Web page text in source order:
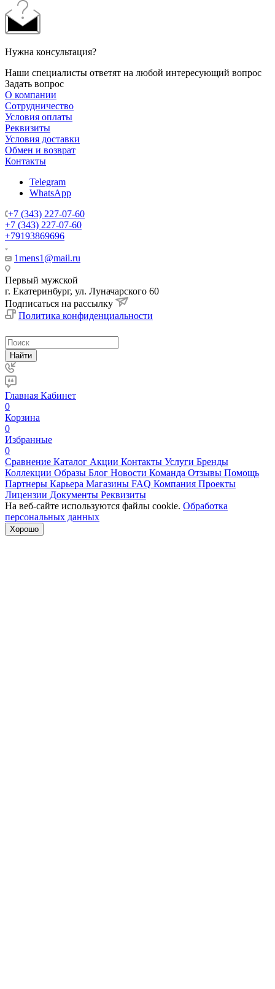
Нужна консультация?
Наши специалисты ответят на любой интересующий вопрос
Задать вопрос
О компании
Сотрудничество
Условия оплаты
Реквизиты
Условия доставки
Обмен и возврат
Контакты
Telegram
WhatsApp
+7 (343) 227-07-60
+7 (343) 227-07-60
+79193869696
1mens1@mail.ru
Первый мужской
г. Екатеринбург, ул. Луначарского 60
Подписаться на рассылку
Политика конфиденциальности
Найти
Главная Кабинет
0
Корзина
0
Избранные
0
Сравнение Каталог Акции Контакты Услуги Бренды
Коллекции Образы Блог Новости Команда Отзывы Помощь
Партнеры Карьера Магазины FAQ Компания Проекты
Лицензии Документы Реквизиты
На веб-сайте используются файлы cookie. Обработка
персональных данных
Хорошо